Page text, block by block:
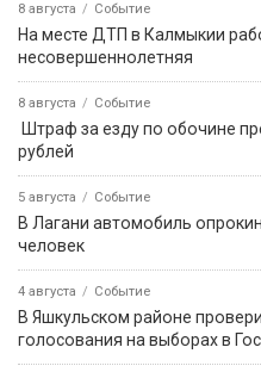
8 августа Событие
На месте ДТП в Калмыкии
несовершеннолетняя
8 августа Событие
Штраф за езду по обочине
рублей
5 августа Событие
В Лагани автомобиль
человек
4 августа Событие
В Яшкульском районе
голосования на выборах в